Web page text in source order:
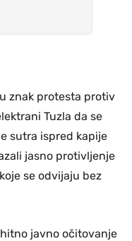
znak protesta protiv
Tuzla da se
sutra ispred kapije
jasno protivljenje
se odvijaju bez
javno očitovanje